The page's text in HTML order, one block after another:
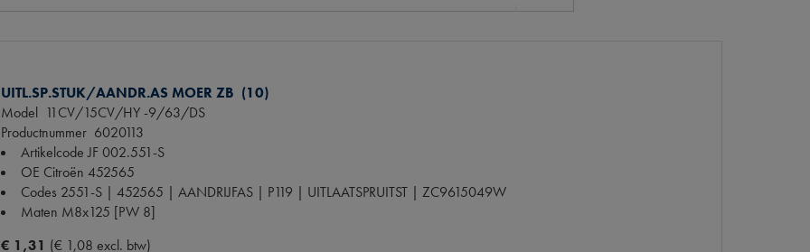
UITL.SP.STUK/AANDR.AS MOER ZB (10)
Model 11CV/15CV/HY -9/63/DS
Productnummer 6020113
Artikelcode JF002.551-S
OE Citroën 452565
Codes 2551-S | 452565 | AANDRIJFAS | P119 | UITLAATSPRUITST | ZC9615049W
Maten M8x125 [PW 8]
€ 1,31 (€ 1,08 excl. btw)